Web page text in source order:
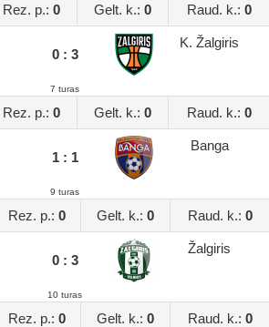
Rez. p.: 0 Gelt. k.: 0 Raud. k.: 0
0 : 3
K. Žalgiris
7 turas
Rez. p.: 0 Gelt. k.: 0 Raud. k.: 0
1 : 1
Banga
9 turas
Rez. p.: 0 Gelt. k.: 0 Raud. k.: 0
0 : 3
Žalgiris
10 turas
Rez. p.: 0 Gelt. k.: 0 Raud. k.: 0